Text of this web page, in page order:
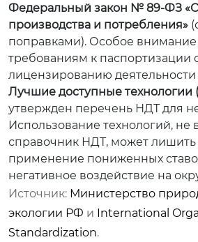
Федеральный закон № 89-ФЗ
производства и потребления»
поправками). Особое внимание
требованиям к паспортизации
лицензированию деятельности
Лучшие доступные технологии
утвержден перечень НДТ для
Использование технологий, не
справочник НДТ, может лишить
применение пониженных
негативное воздействие на
Источник: Министерство
экологии РФ и International
Standardization.